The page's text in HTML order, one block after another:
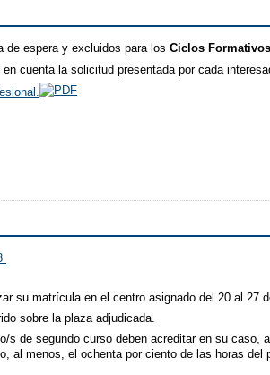
de espera y excluidos para losCiclos
cuenta la solicitud presentada por cada
su matrícula en el centro asignado del 20 al 27
sobre la plaza adjudicada.
s de segundo curso deben acreditar en su
al menos, el ochenta por ciento de las horas